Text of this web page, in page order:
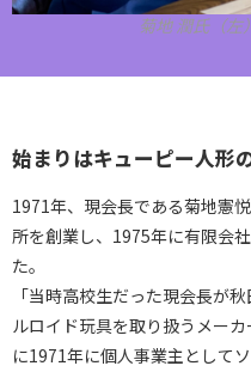
菊地 潤氏（左
始まりはキューピー人形
1971年、現会長である菊地憲
所を創業し、1975年に有限会
た。
「当時高校生だった現会長が
ルロイド玩具を取り扱うメー
に1971年に個人事業主として